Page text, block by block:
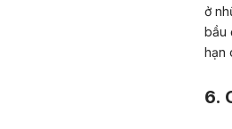
ở
bầu
hạn
6.